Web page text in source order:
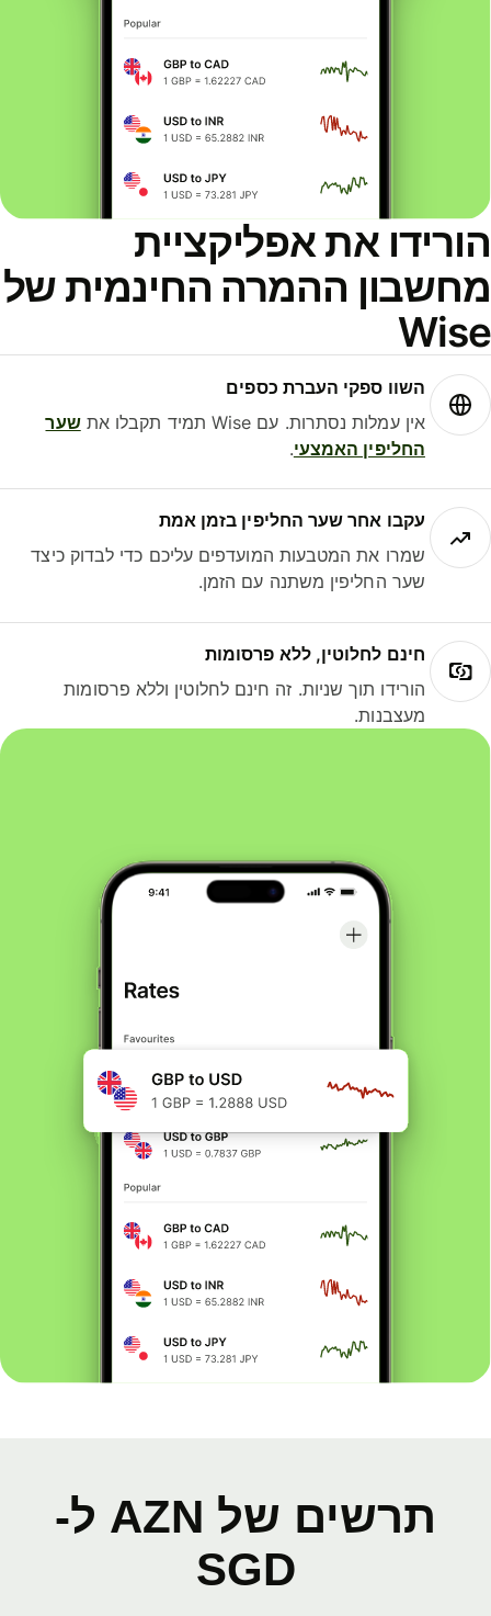
את אפליקציית
ההמרה החינמית של
השוו ספקי העברת כספים
אין עמלות נסתרות. עם Wise תמיד תקבלו את
שער
החליפין האמצעי.
עקבו אחר שער החליפין בזמן אמת
שמרו את המטבעות המועדפים עליכם כדי לבדוק כיצד
שער החליפין משתנה עם הזמן.
חינם לחלוטין, ללא פרסומות
הורידו תוך שניות. זה חינם לחלוטין וללא פרסומות
מעצבנות.
תרשים של AZN ל-
SGD